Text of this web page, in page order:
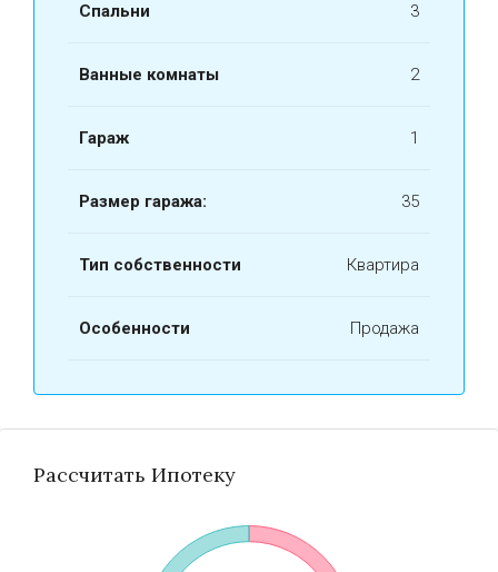
Спальни 3
Ванные комнаты 2
Гараж 1
Размер гаража: 35
Тип собственности Квартира
Особенности Продажа
Рассчитать Ипотеку